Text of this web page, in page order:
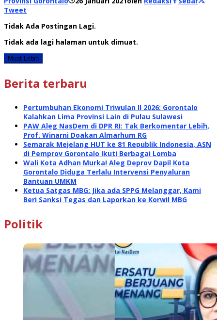
Tweet
Tidak Ada Postingan Lagi.
Tidak ada lagi halaman untuk dimuat.
Muat Lebih
Berita terbaru
Pertumbuhan Ekonomi Triwulan II 2026: Gorontalo
Kalahkan Lima Provinsi Lain di Pulau Sulawesi
PAW Aleg NasDem di DPR RI: Tak Berkomentar Lebih,
Prof. Winarni Doakan Almarhum RG
Semarak Mejelang HUT ke 81 Republik Indonesia, ASN
di Pemprov Gorontalo Ikuti Berbagai Lomba
Wali Kota Adhan Murka! Aleg Deprov Dapil Kota
Gorontalo Diduga Terlalu Intervensi Penyaluran
Bantuan UMKM
Ketua Satgas MBG: Jika ada SPPG Melanggar, Kami
Beri Sanksi Tegas dan Laporkan ke Korwil MBG
Politik